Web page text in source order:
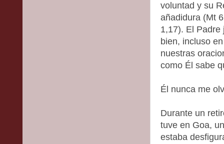
voluntad y su
añadidura (Mt
1,17). El Padre
bien, incluso
nuestras
como Él sabe
Él nunca me
Durante un
tuve en Goa,
estaba